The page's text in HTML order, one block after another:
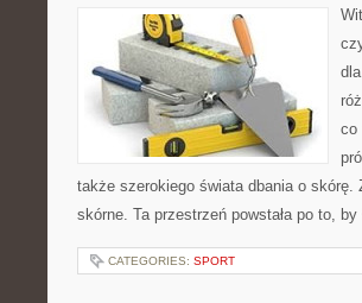
co
także szerokiego świata dbania o
skórne. Ta przestrzeń powstała po to,
CATEGORIES: SPORT